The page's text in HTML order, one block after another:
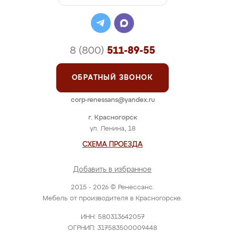
2015 - 2026 © Ренессанс.
Мебель от производителя в Красногорске.
ИНН: 580313642057
ОГРНИП: 317583500009448
г. Красногорск
ул. Ленина, 18
СХЕМА ПРОЕЗДА
Добавить в избранное
8 (800) 511-89-55
ОБРАТНЫЙ ЗВОНОК
corp-renessans@yandex.ru